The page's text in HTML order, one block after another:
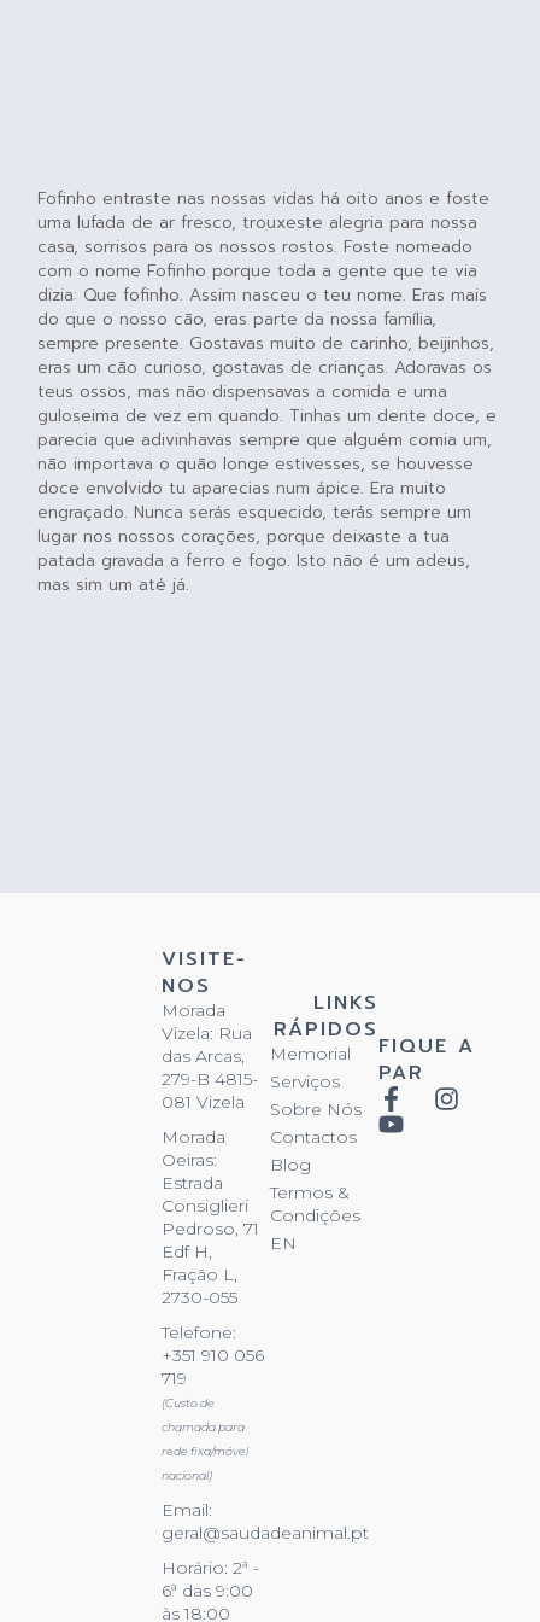
Fofinho entraste nas nossas vidas há oito anos e foste
uma lufada de ar fresco, trouxeste alegria para nossa
casa, sorrisos para os nossos rostos. Foste nomeado
com o nome Fofinho porque toda a gente que te via
dizia: Que fofinho. Assim nasceu o teu nome. Eras mais
do que o nosso cão, eras parte da nossa família,
sempre presente. Gostavas muito de carinho, beijinhos,
eras um cão curioso, gostavas de crianças. Adoravas os
teus ossos, mas não dispensavas a comida e uma
guloseima de vez em quando. Tinhas um dente doce, e
parecia que adivinhavas sempre que alguém comia um,
não importava o quão longe estivesses, se houvesse
doce envolvido tu aparecias num ápice. Era muito
engraçado. Nunca serás esquecido, terás sempre um
lugar nos nossos corações, porque deixaste a tua
patada gravada a ferro e fogo. Isto não é um adeus,
mas sim um até já.
VISITE-
NOS
Morada
Vizela: Rua
das Arcas,
279-B 4815-
081 Vizela
Morada
Oeiras:
Estrada
Consiglieri
Pedroso, 71
Edf H,
Fração L,
2730-055
Telefone:
+351 910 056
719
(Custo de
chamada para
rede fixa/móvel
nacional)
Email:
geral@saudadeanimal.pt
Horário: 2ª -
6ª das 9:00
às 18:00
LINKS
RÁPIDOS
Memorial
Serviços
Sobre Nós
Contactos
Blog
Termos &
Condições
EN
FIQUE A
PAR